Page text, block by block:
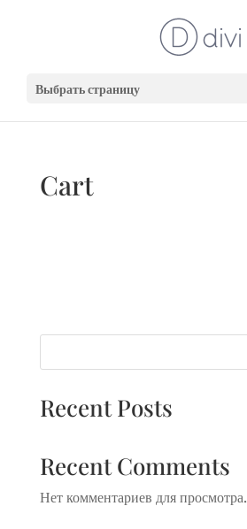
Выбрать страницу
Cart
Recent Posts
Recent Comments
Нет комментариев для просмотра.